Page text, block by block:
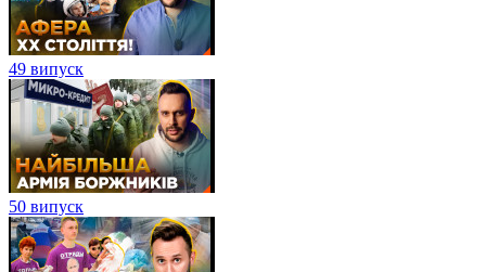
49 випуск
50 випуск